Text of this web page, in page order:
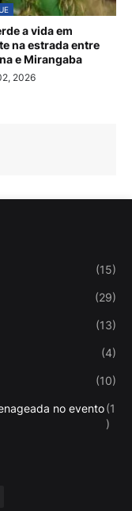
a vida em
na estrada entre
e Mirangaba
2026
(15)
(29)
(13)
(4)
(10)
no evento(1
)